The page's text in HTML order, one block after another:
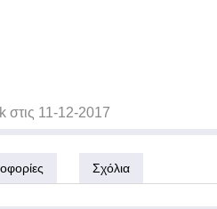
στις 11-12-2017
Σχόλια